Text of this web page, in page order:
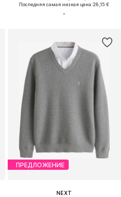
Последняя самая низкая цена:28,15 €
ПРЕДЛОЖЕНИЕ
NEXT